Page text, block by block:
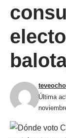
Última
teveocho